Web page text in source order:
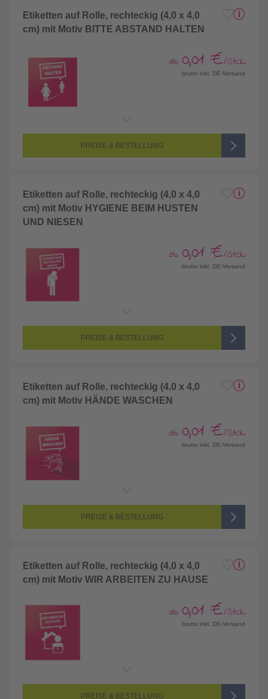
Etiketten auf Rolle, rechteckig (4,0 x 4,0
cm) mit Motiv BITTE ABSTAND HALTEN
ab 0,01 €/Stck.
brutto inkl. DE-Versand
PREISE & BESTELLUNG
Etiketten auf Rolle, rechteckig (4,0 x 4,0
cm) mit Motiv HYGIENE BEIM HUSTEN
UND NIESEN
ab 0,01 €/Stck.
brutto inkl. DE-Versand
PREISE & BESTELLUNG
Etiketten auf Rolle, rechteckig (4,0 x 4,0
cm) mit Motiv HÄNDE WASCHEN
ab 0,01 €/Stck.
brutto inkl. DE-Versand
PREISE & BESTELLUNG
Etiketten auf Rolle, rechteckig (4,0 x 4,0
cm) mit Motiv WIR ARBEITEN ZU HAUSE
ab 0,01 €/Stck.
brutto inkl. DE-Versand
PREISE & BESTELLUNG